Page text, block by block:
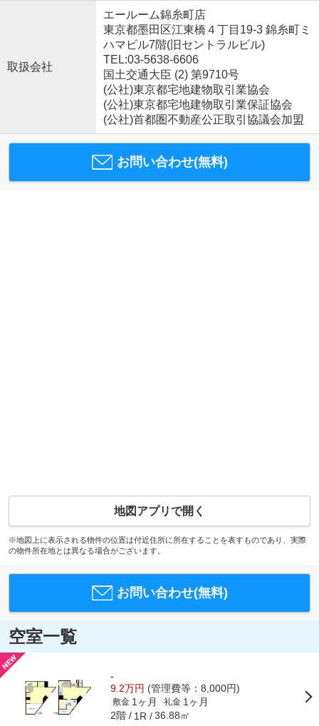
取扱会社
エールーム錦糸町店
東京都墨田区江東橋４丁目19-3 錦糸町ミ
ハマビル7階(旧セントラルビル)
TEL:03-5638-6606
国土交通大臣 (2) 第9710号
(公社)東京都宅地建物取引業協会
(公社)東京都宅地建物取引業保証協会
(公社)首都圏不動産公正取引協議会加盟
お問い合わせ(無料)
地図アプリで開く
※地図上に表示される物件の位置は付近住所に所在することを表すものであり、実際
の物件所在地とは異なる場合がございます。
お問い合わせ(無料)
空室一覧
-
9.2万円 (管理費等：8,000円)
敷金 1ヶ月 礼金 1ヶ月
2階 1R 36.88㎡